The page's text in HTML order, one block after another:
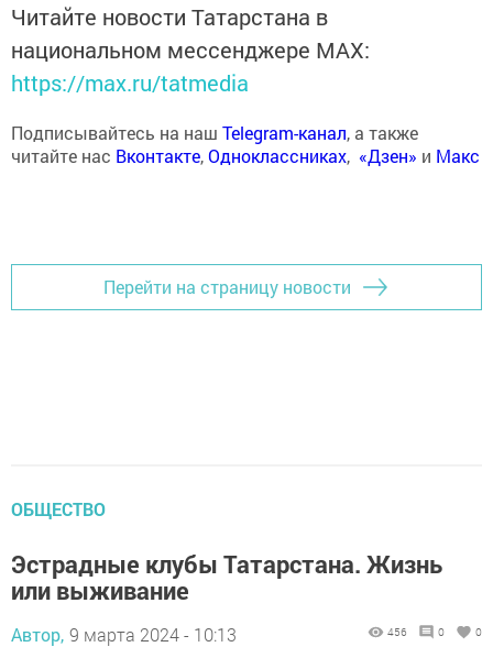
Читайте новости Татарстана в
национальном мессенджере MАХ:
https://max.ru/tatmedia
Подписывайтесь на наш Telegram-канал, а также
читайте нас Вконтакте,Одноклассниках, «Дзен» и Макс
Перейти на страницу новости
ОБЩЕСТВО
Эстрадные клубы Татарстана. Жизнь
или выживание
Автор, 9 марта 2024 - 10:13 456 0 0